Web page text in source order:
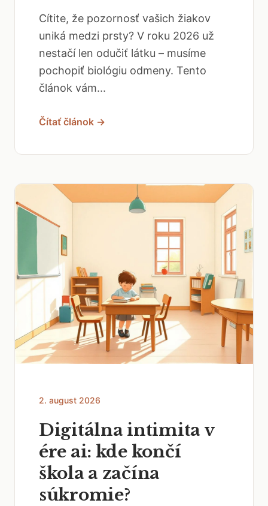
Cítite, že pozornosť vašich žiakov
uniká medzi prsty? V roku 2026 už
nestačí len odučiť látku – musíme
pochopiť biológiu odmeny. Tento
článok vám...
Čítať článok →
2. august 2026
Digitálna intimita v
ére ai: kde končí
škola a začína
súkromie?